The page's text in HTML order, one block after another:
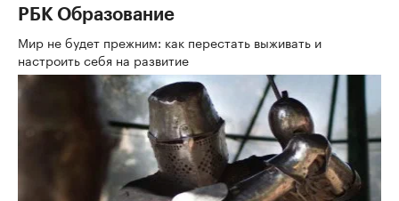
РБК Образование
Мир не будет прежним: как перестать выживать и
настроить себя на развитие